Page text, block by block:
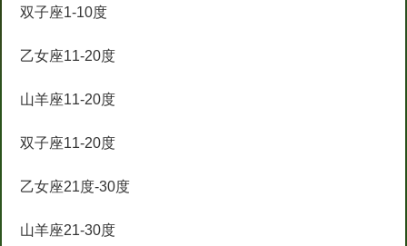
双子座1-10度
乙女座11-20度
山羊座11-20度
双子座11-20度
乙女座21度-30度
山羊座21-30度